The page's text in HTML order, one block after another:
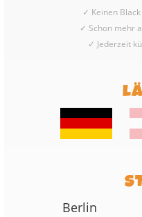
✓ Keinen
✓ Schon mehr
✓ Jederzeit
Berlin